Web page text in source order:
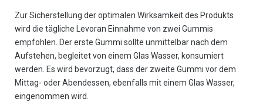
Zur Sicherstellung der optimalen Wirksamkeit des Produkts
wird die tägliche Levoran Einnahme von zwei Gummis
empfohlen. Der erste Gummi sollte unmittelbar nach dem
Aufstehen, begleitet von einem Glas Wasser, konsumiert
werden. Es wird bevorzugt, dass der zweite Gummi vor dem
Mittag- oder Abendessen, ebenfalls mit einem Glas Wasser,
eingenommen wird.